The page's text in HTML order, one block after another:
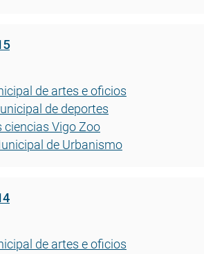
de artes e oficios
de deportes
ciencias Vigo Zoo
de Urbanismo
de artes e oficios